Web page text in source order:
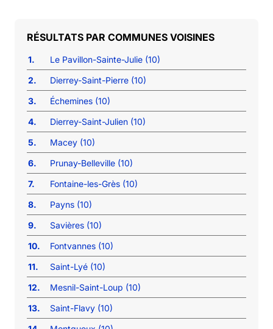
COMMUNES VOISINES
1.
Le Pavillon-Sainte-Julie (10)
2.
Dierrey-Saint-Pierre (10)
3.
Échemines (10)
4.
Dierrey-Saint-Julien (10)
5.
Macey (10)
6.
Prunay-Belleville (10)
7.
Fontaine-les-Grès (10)
8.
Payns (10)
9.
Savières (10)
10.
Fontvannes (10)
11.
Saint-Lyé (10)
12.
Mesnil-Saint-Loup (10)
13.
Saint-Flavy (10)